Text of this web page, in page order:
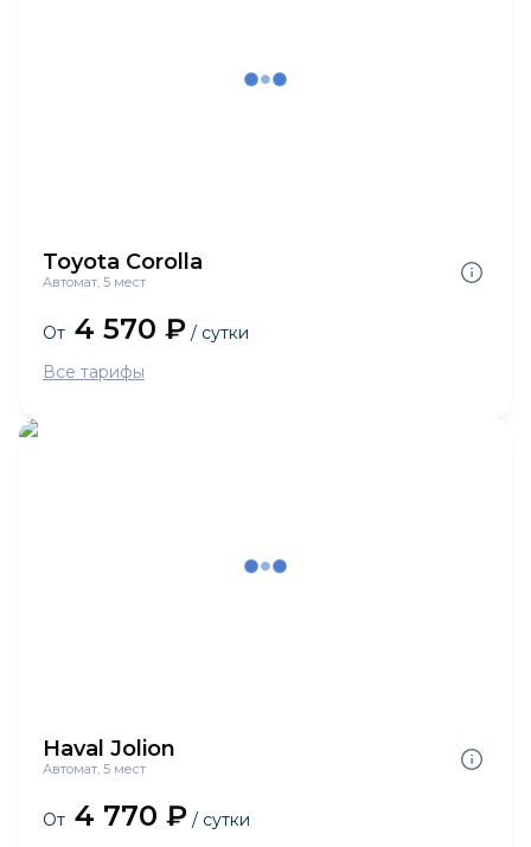
Toyota Corolla
Автомат, 5 мест
От 4 570 ₽ / сутки
Все тарифы
Haval Jolion
Автомат, 5 мест
От 4 770 ₽ / сутки